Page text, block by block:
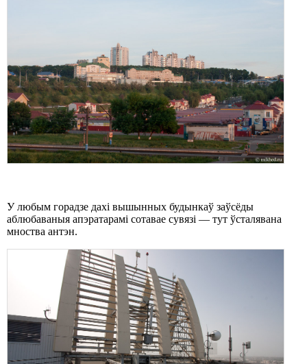
У любым горадзе дахі вышынных будынкаў заўсёды
аблюбаваныя апэратарамі сотавае сувязі — тут ўсталявана
мноства антэн.